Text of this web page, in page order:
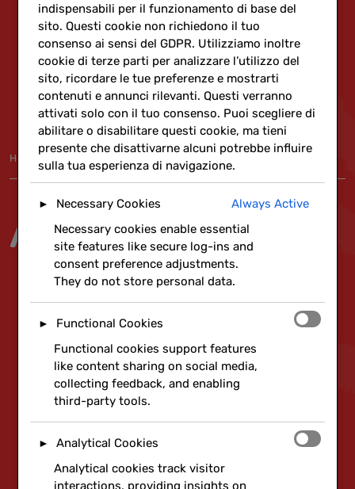
Home »
Amalgama
indispensabili per il funzionamento di base del
sito. Questi cookie non richiedono il tuo
consenso ai sensi del GDPR. Utilizziamo inoltre
cookie di terze parti per analizzare l’utilizzo del
sito, ricordare le tue preferenze e mostrarti
contenuti e annunci rilevanti. Questi verranno
attivati solo con il tuo consenso. Puoi scegliere di
abilitare o disabilitare questi cookie, ma tieni
presente che disattivarne alcuni potrebbe influire
sulla tua esperienza di navigazione.
► Necessary Cookies
Always Active
Necessary cookies enable essential
site features like secure log-ins and
consent preference adjustments.
They do not store personal data.
►
Functional Cookies
Functional cookies support features
like content sharing on social media,
collecting feedback, and enabling
third-party tools.
►
Analytical Cookies
Analytical cookies track visitor
interactions, providing insights on